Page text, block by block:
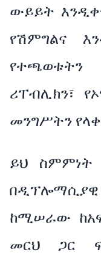
ውይይት
የሽምግልና
ሪፐብሊክን፣
መንግሥትን
ይህ ስምምነት
ከሚሠራው
መርህ ጋር